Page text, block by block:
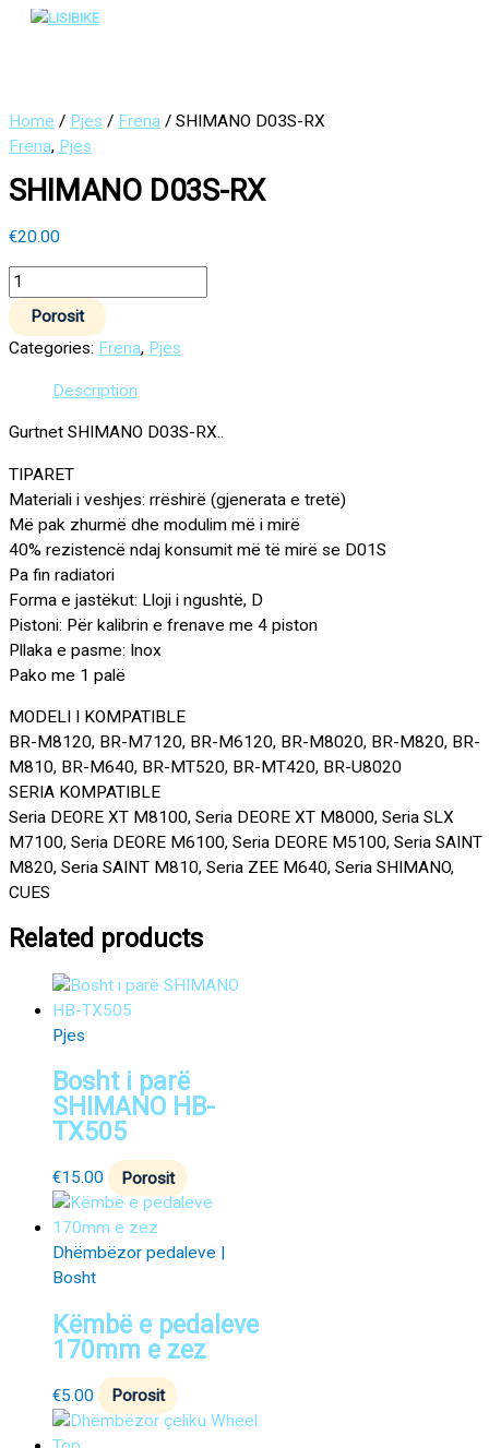
Skip
Menu
Home / Pjes / Frena / SHIMANO D03S-RX
Frena, Pjes
SHIMANO D03S-RX
€20.00
SHIMANO
Porosit
Categories: Frena, Pjes
Description
Gurtnet SHIMANO D03S-RX..
TIPARET
Materiali i veshjes: rrëshirë (gjenerata e tretë)
Më pak zhurmë dhe modulim më i mirë
40% rezistencë ndaj konsumit më të mirë se D01S
Pa fin radiatori
Forma e jastëkut: Lloji i ngushtë, D
Pistoni: Për kalibrin e frenave me 4 piston
Pllaka e pasme: Inox
Pako me 1 palë
MODELI I KOMPATIBLE
BR-M8120, BR-M7120, BR-M6120, BR-M8020, BR-M820, BR-
M810, BR-M640, BR-MT520, BR-MT420, BR-U8020
SERIA KOMPATIBLE
Seria DEORE XT M8100, Seria DEORE XT M8000, Seria SLX
M7100, Seria DEORE M6100, Seria DEORE M5100, Seria SAINT
M820, Seria SAINT M810, Seria ZEE M640, Seria SHIMANO,
CUES
Related products
Pjes
Bosht i parë
SHIMANO HB-
TX505
€15.00 Porosit
Dhëmbëzor pedaleve |
Bosht
Këmbë e pedaleve
170mm e zez
€5.00 Porosit